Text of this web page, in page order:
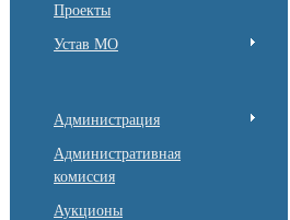
Проекты
Устав МО
Администрация
Административная
комиссия
Аукционы